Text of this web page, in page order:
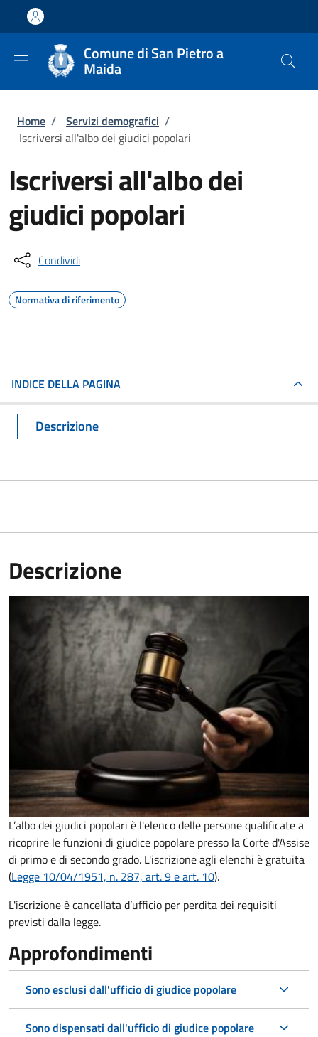
Salta al contenuto principale
Skip to footer content
Comune di San Pietro a
Maida
Briciole di pane
Home / Servizi demografici /
Iscriversi all'albo dei giudici popolari
Iscriversi all'albo dei
giudici popolari
Condividi
Normativa di riferimento
INDICE DELLA PAGINA
Descrizione
Descrizione
L’albo dei giudici popolari è l'elenco delle persone qualificate a
ricoprire le funzioni di giudice popolare presso la Corte d'Assise
di primo e di secondo grado. L'iscrizione agli elenchi è gratuita
(Legge 10/04/1951, n. 287, art. 9 e art. 10).
L'iscrizione è cancellata d’ufficio per perdita dei requisiti
previsti dalla legge.
Approfondimenti
Sono esclusi dall'ufficio di giudice popolare
Sono dispensati dall'ufficio di giudice popolare